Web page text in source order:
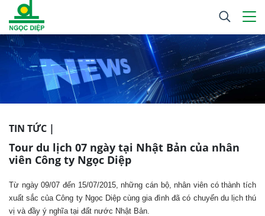
TIN TỨC |
Tour du lịch 07 ngày tại Nhật Bản của nhân
viên Công ty Ngọc Diệp
Từ ngày 09/07 đến 15/07/2015, những cán bộ, nhân viên có thành tích
xuất sắc của Công ty Ngọc Diệp cùng gia đình đã có chuyến du lịch thú
vị và đầy ý nghĩa tại đất nước Nhật Bản.